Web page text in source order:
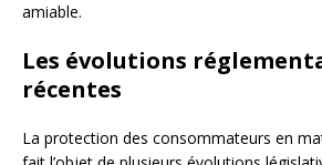
amiable.
Les évolutions
récentes
La protection des consommateurs en